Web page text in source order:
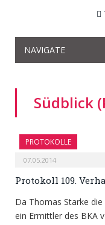
NAVIGATE
Südblick
PROTOKOLLE
07.05.2014
Protokoll 109.
Da Thomas Starke
ein Ermittler des BKA